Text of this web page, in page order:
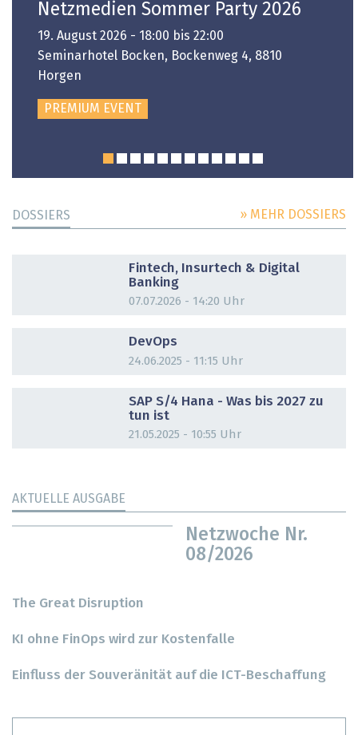
Netzmedien Sommer Party 2026
19. August 2026 - 18:00 bis 22:00
Seminarhotel Bocken, Bockenweg 4, 8810
Horgen
PREMIUM EVENT
DOSSIERS » MEHR DOSSIERS
Fintech, Insurtech & Digital
Banking
07.07.2026 - 14:20 Uhr
DevOps
24.06.2025 - 11:15 Uhr
SAP S/4 Hana - Was bis 2027 zu
tun ist
21.05.2025 - 10:55 Uhr
AKTUELLE AUSGABE
Netzwoche Nr.
08/2026
The Great Disruption
KI ohne FinOps wird zur Kostenfalle
Einfluss der Souveränität auf die ICT-Beschaffung